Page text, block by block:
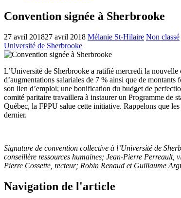
Convention signée à Sherbrooke
27 avril 201827 avril 2018 Mélanie St-Hilaire Non classé
Université de Sherbrooke
L’Université de Sherbrooke a ratifié mercredi la
d’augmentations salariales de 7 % ainsi que de
son lien d’emploi; une bonification du budget de
comité paritaire travaillera à instaurer un Programme de
Québec, la FPPU salue cette initiative. Rappelons que
dernier.
Signature de convention collective à l’Université de
conseillère ressources humaines; Jean-Pierre
Pierre Cossette, recteur; Robin Renaud et Guillaume
Navigation de l'article